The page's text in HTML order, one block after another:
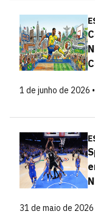
1 de junho de 2026
31 de maio de